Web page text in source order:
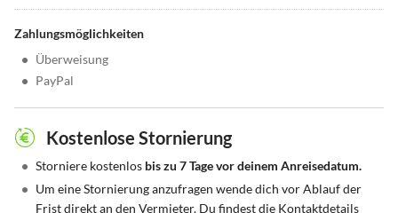
Zahlungsmöglichkeiten
• Überweisung
• PayPal
Kostenlose Stornierung
• Storniere kostenlos bis zu 7 Tage vor deinem Anreisedatum.
• Um eine Stornierung anzufragen wende dich vor Ablauf der
Frist direkt an den Vermieter. Du findest die Kontaktdetails